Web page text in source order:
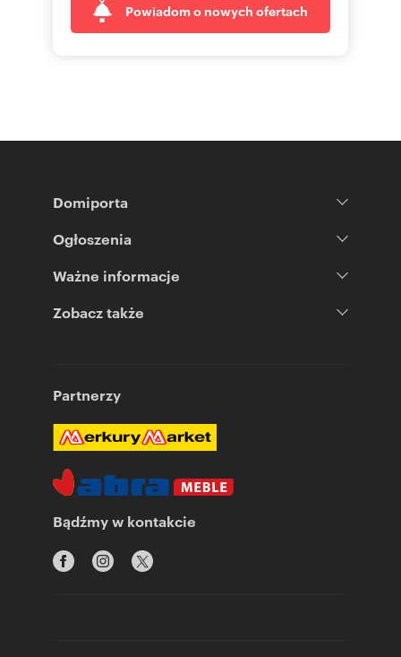
Powiadom o nowych ofertach
Domiporta
Ogłoszenia
Ważne informacje
Zobacz także
Partnerzy
Bądźmy w kontakcie